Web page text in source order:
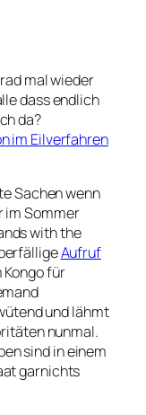
mal wieder
dass endlich
da?
im Eilverfahren
Sachen wenn
im Sommer
with the
Aufruf
für
und lähmt
nunmal.
sind in einem
garnichts